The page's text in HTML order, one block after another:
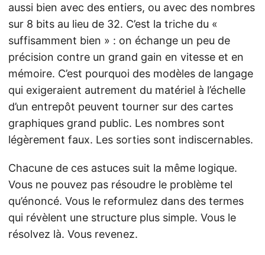
aussi bien avec des entiers, ou avec des nombres
sur 8 bits au lieu de 32. C’est la triche du «
suffisamment bien » : on échange un peu de
précision contre un grand gain en vitesse et en
mémoire. C’est pourquoi des modèles de langage
qui exigeraient autrement du matériel à l’échelle
d’un entrepôt peuvent tourner sur des cartes
graphiques grand public. Les nombres sont
légèrement faux. Les sorties sont indiscernables.
Chacune de ces astuces suit la même logique.
Vous ne pouvez pas résoudre le problème tel
qu’énoncé. Vous le reformulez dans des termes
qui révèlent une structure plus simple. Vous le
résolvez là. Vous revenez.